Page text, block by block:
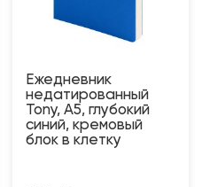
Ежедневник
недатированный
Tony, А5, глубокий
синий, кремовый
блок в клетку